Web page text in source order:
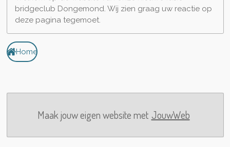
bridgeclub Dongemond. Wij zien graag uw reactie op
deze pagina tegemoet.
Home
Maak jouw eigen website met JouwWeb